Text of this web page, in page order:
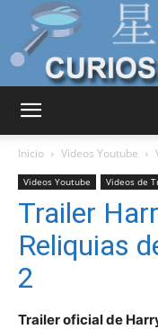
Inicio Videos Youtube
Videos Youtube Videos de
Trailer
Reliquias
2
Trailer oficial de